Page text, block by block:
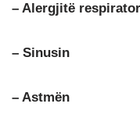
– Alergjitë
– Sinusin
– Astmën